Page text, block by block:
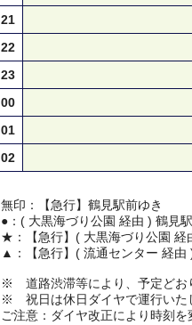
21
22
23
00
01
02
無印：【急行】鶴見駅前ゆき
●：( 大黒海づり公園 経由 ) 鶴見
★：【急行】( 大黒海づり公園 経
▲：【急行】( 流通センター 経由
※ 道路渋滞等により、予定どお
※ 祝日は休日ダイヤで運行いた
ご注意：ダイヤ改正により時刻